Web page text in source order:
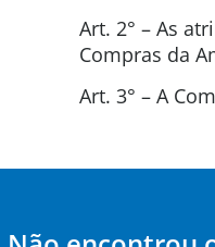
Art. 2° – As
Compras da
Art. 3° – A